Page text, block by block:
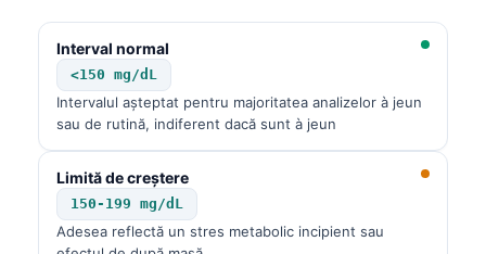
Interval normal
<150 mg/dL
Intervalul așteptat pentru majoritatea analizelor à jeun
sau de rutină, indiferent dacă sunt à jeun
Limită de creștere
150-199 mg/dL
Adesea reflectă un stres metabolic incipient sau